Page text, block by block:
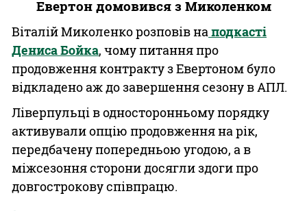
Евертон домовився з Миколенком
Віталій Миколенко розповів наподкасті
Дениса Бойка, чому питання про
продовження контракту з Евертоном було
відкладено аж до завершення сезону в АПЛ.
Ліверпульці в односторонньому порядку
активували опцію продовження на рік,
передбачену попередньою угодою, а в
міжсезоння сторони досягли здоги про
довгострокову співпрацю.